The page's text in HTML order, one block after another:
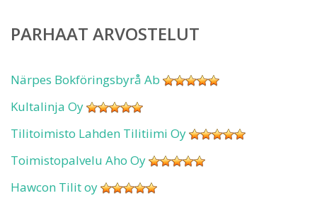
PARHAAT ARVOSTELUT
Närpes Bokföringsbyrå Ab
Kultalinja Oy
Tilitoimisto Lahden Tilitiimi Oy
Toimistopalvelu Aho Oy
Hawcon Tilit oy